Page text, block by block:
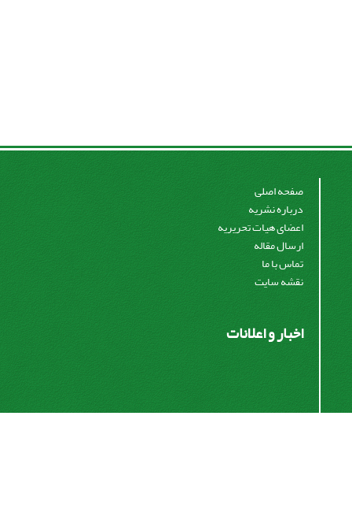
صفحه اصلی
درباره نشریه
اعضای هیات تحریریه
ارسال مقاله
تماس با ما
نقشه سایت
اخبار و اعلانات